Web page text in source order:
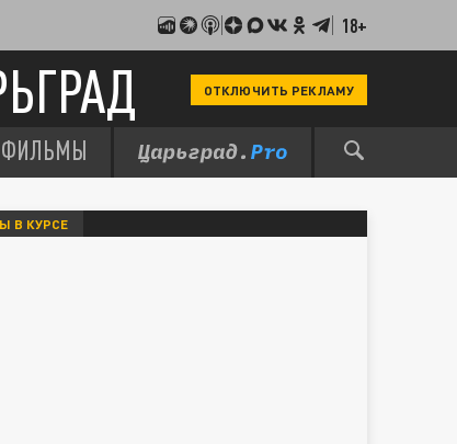
18+
ОТКЛЮЧИТЬ РЕКЛАМУ
ФИЛЬМЫ
В КУРСЕ